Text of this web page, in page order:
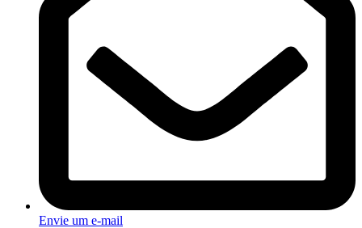
Envie um e-mail